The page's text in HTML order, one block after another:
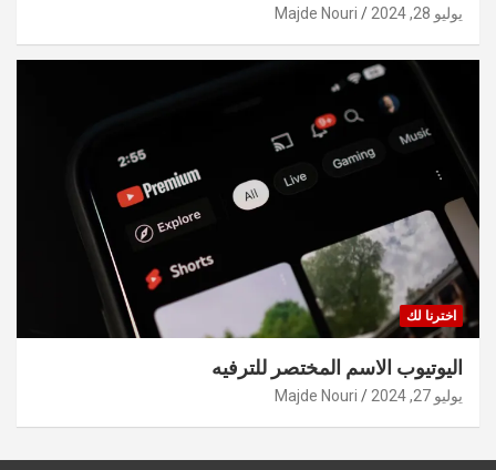
يوليو 28, 2024 Majde Nouri
اخترنا لك
اليوتيوب الاسم المختصر للترفيه
يوليو 27, 2024 Majde Nouri